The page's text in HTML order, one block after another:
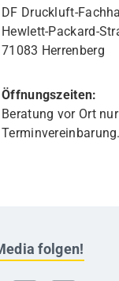
DF Druckluft-
Hewlett-Packard-
71083 Herrenberg
Öffnungszeiten:
Beratung vor Ort
Terminvereinbarung.
folgen!